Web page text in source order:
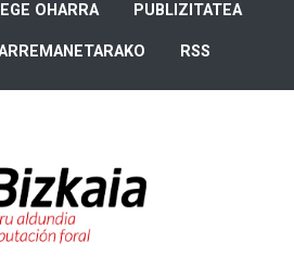
OHARRA PUBLIZITATEA
RSS